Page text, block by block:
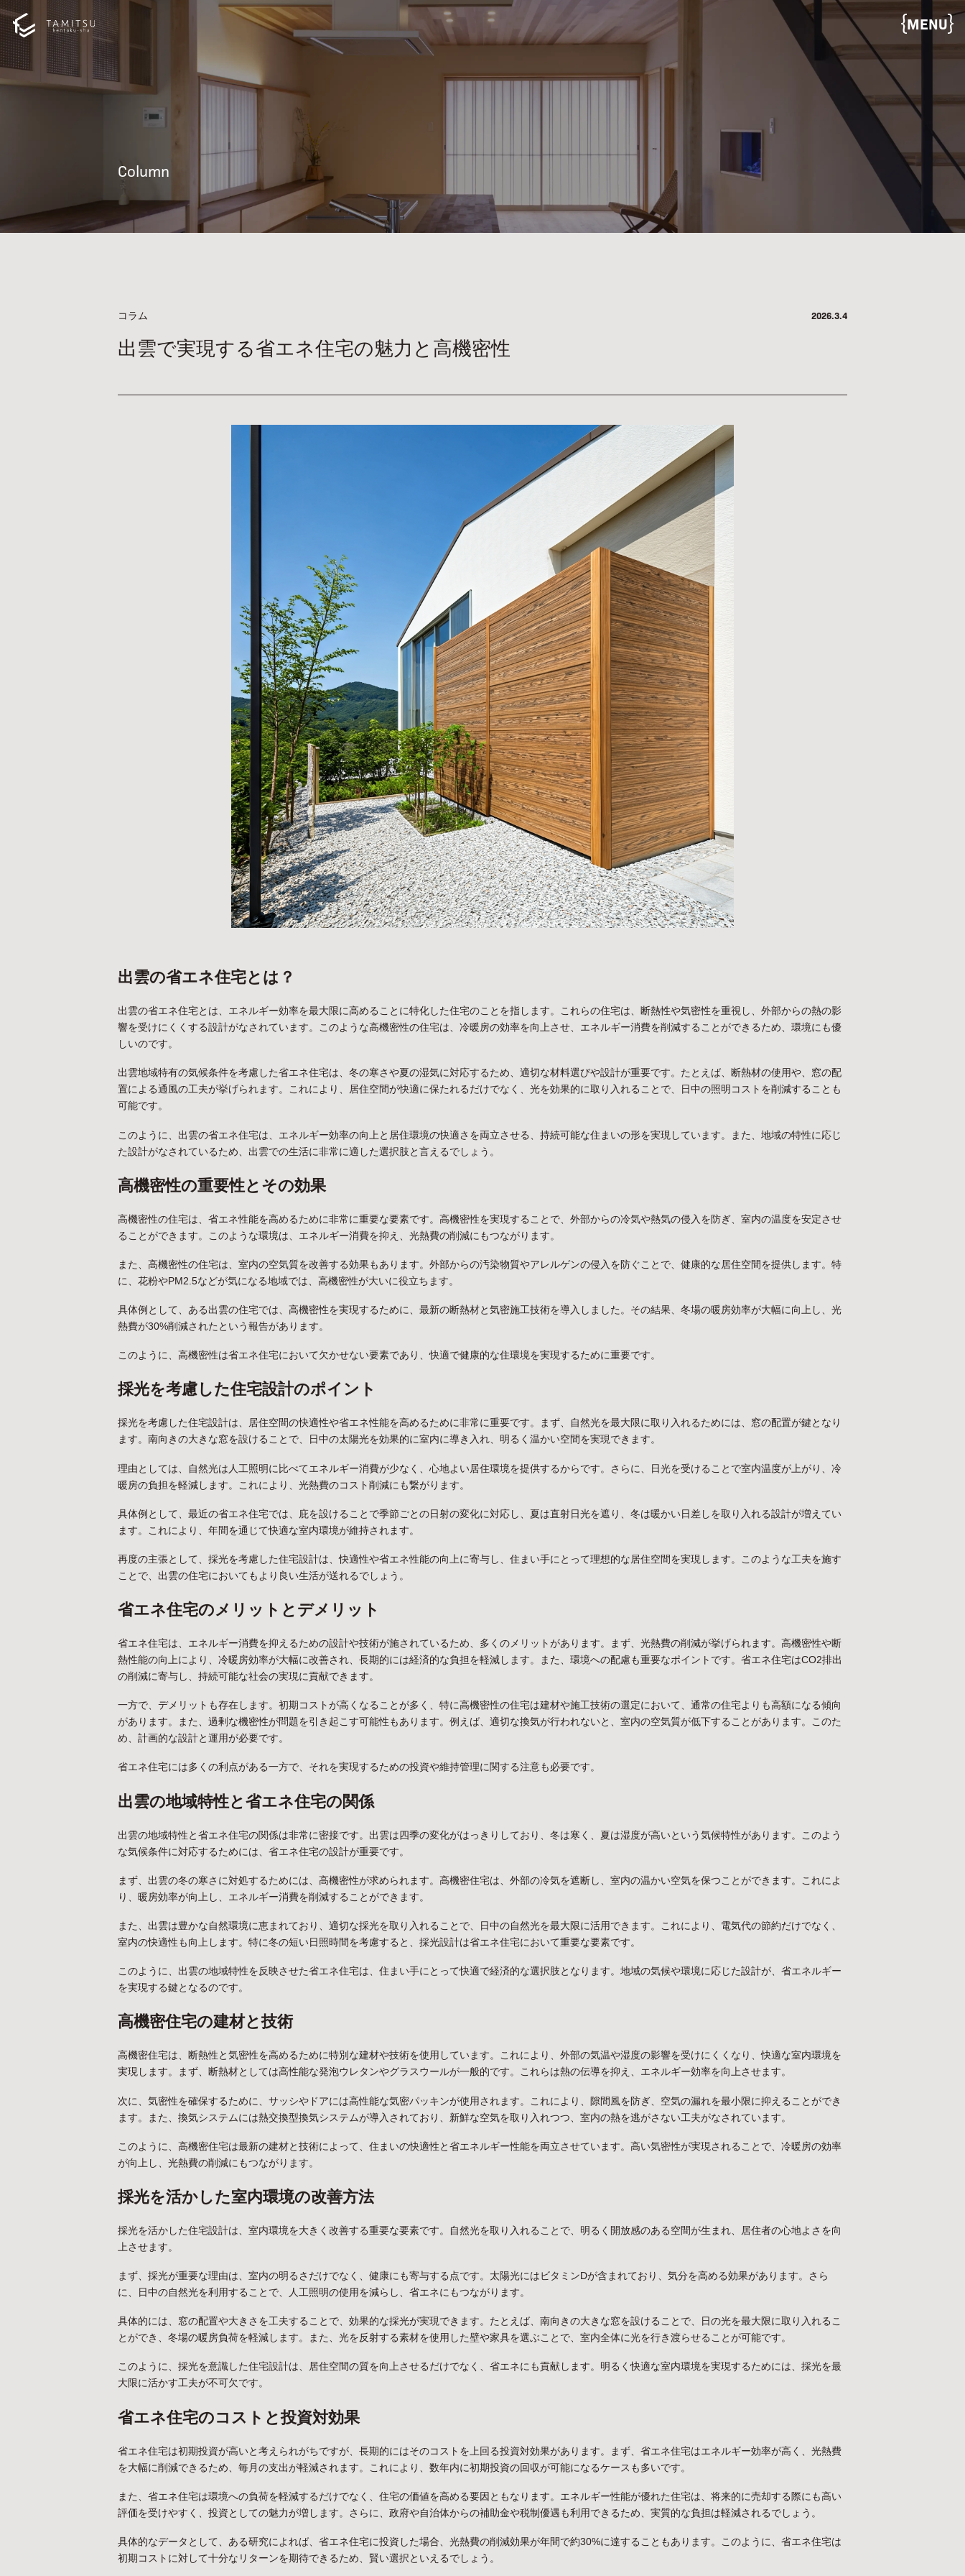
MENU
Column
コラム 2026.3.4
出雲で実現する省エネ住宅の魅力と高機密性
出雲の省エネ住宅とは？
出雲の省エネ住宅とは、エネルギー効率を最大限に高めることに特化した住宅のことを指します。これらの住宅は、断熱性や気密性を重視し、外部からの熱の影
響を受けにくくする設計がなされています。このような高機密性の住宅は、冷暖房の効率を向上させ、エネルギー消費を削減することができるため、環境にも優
しいのです。
出雲地域特有の気候条件を考慮した省エネ住宅は、冬の寒さや夏の湿気に対応するため、適切な材料選びや設計が重要です。たとえば、断熱材の使用や、窓の配
置による通風の工夫が挙げられます。これにより、居住空間が快適に保たれるだけでなく、光を効果的に取り入れることで、日中の照明コストを削減することも
可能です。
このように、出雲の省エネ住宅は、エネルギー効率の向上と居住環境の快適さを両立させる、持続可能な住まいの形を実現しています。また、地域の特性に応じ
た設計がなされているため、出雲での生活に非常に適した選択肢と言えるでしょう。
高機密性の重要性とその効果
高機密性の住宅は、省エネ性能を高めるために非常に重要な要素です。高機密性を実現することで、外部からの冷気や熱気の侵入を防ぎ、室内の温度を安定させ
ることができます。このような環境は、エネルギー消費を抑え、光熱費の削減にもつながります。
また、高機密性の住宅は、室内の空気質を改善する効果もあります。外部からの汚染物質やアレルゲンの侵入を防ぐことで、健康的な居住空間を提供します。特
に、花粉やPM2.5などが気になる地域では、高機密性が大いに役立ちます。
具体例として、ある出雲の住宅では、高機密性を実現するために、最新の断熱材と気密施工技術を導入しました。その結果、冬場の暖房効率が大幅に向上し、光
熱費が30%削減されたという報告があります。
このように、高機密性は省エネ住宅において欠かせない要素であり、快適で健康的な住環境を実現するために重要です。
採光を考慮した住宅設計のポイント
採光を考慮した住宅設計は、居住空間の快適性や省エネ性能を高めるために非常に重要です。まず、自然光を最大限に取り入れるためには、窓の配置が鍵となり
ます。南向きの大きな窓を設けることで、日中の太陽光を効果的に室内に導き入れ、明るく温かい空間を実現できます。
理由としては、自然光は人工照明に比べてエネルギー消費が少なく、心地よい居住環境を提供するからです。さらに、日光を受けることで室内温度が上がり、冷
暖房の負担を軽減します。これにより、光熱費のコスト削減にも繋がります。
具体例として、最近の省エネ住宅では、庇を設けることで季節ごとの日射の変化に対応し、夏は直射日光を遮り、冬は暖かい日差しを取り入れる設計が増えてい
ます。これにより、年間を通じて快適な室内環境が維持されます。
再度の主張として、採光を考慮した住宅設計は、快適性や省エネ性能の向上に寄与し、住まい手にとって理想的な居住空間を実現します。このような工夫を施す
ことで、出雲の住宅においてもより良い生活が送れるでしょう。
省エネ住宅のメリットとデメリット
省エネ住宅は、エネルギー消費を抑えるための設計や技術が施されているため、多くのメリットがあります。まず、光熱費の削減が挙げられます。高機密性や断
熱性能の向上により、冷暖房効率が大幅に改善され、長期的には経済的な負担を軽減します。また、環境への配慮も重要なポイントです。省エネ住宅はCO2排出
の削減に寄与し、持続可能な社会の実現に貢献できます。
一方で、デメリットも存在します。初期コストが高くなることが多く、特に高機密性の住宅は建材や施工技術の選定において、通常の住宅よりも高額になる傾向
があります。また、過剰な機密性が問題を引き起こす可能性もあります。例えば、適切な換気が行われないと、室内の空気質が低下することがあります。このた
め、計画的な設計と運用が必要です。
省エネ住宅には多くの利点がある一方で、それを実現するための投資や維持管理に関する注意も必要です。
出雲の地域特性と省エネ住宅の関係
出雲の地域特性と省エネ住宅の関係は非常に密接です。出雲は四季の変化がはっきりしており、冬は寒く、夏は湿度が高いという気候特性があります。このよう
な気候条件に対応するためには、省エネ住宅の設計が重要です。
まず、出雲の冬の寒さに対処するためには、高機密性が求められます。高機密住宅は、外部の冷気を遮断し、室内の温かい空気を保つことができます。これによ
り、暖房効率が向上し、エネルギー消費を削減することができます。
また、出雲は豊かな自然環境に恵まれており、適切な採光を取り入れることで、日中の自然光を最大限に活用できます。これにより、電気代の節約だけでなく、
室内の快適性も向上します。特に冬の短い日照時間を考慮すると、採光設計は省エネ住宅において重要な要素です。
このように、出雲の地域特性を反映させた省エネ住宅は、住まい手にとって快適で経済的な選択肢となります。地域の気候や環境に応じた設計が、省エネルギー
を実現する鍵となるのです。
高機密住宅の建材と技術
高機密住宅は、断熱性と気密性を高めるために特別な建材や技術を使用しています。これにより、外部の気温や湿度の影響を受けにくくなり、快適な室内環境を
実現します。まず、断熱材としては高性能な発泡ウレタンやグラスウールが一般的です。これらは熱の伝導を抑え、エネルギー効率を向上させます。
次に、気密性を確保するために、サッシやドアには高性能な気密パッキンが使用されます。これにより、隙間風を防ぎ、空気の漏れを最小限に抑えることができ
ます。また、換気システムには熱交換型換気システムが導入されており、新鮮な空気を取り入れつつ、室内の熱を逃がさない工夫がなされています。
このように、高機密住宅は最新の建材と技術によって、住まいの快適性と省エネルギー性能を両立させています。高い気密性が実現されることで、冷暖房の効率
が向上し、光熱費の削減にもつながります。
採光を活かした室内環境の改善方法
採光を活かした住宅設計は、室内環境を大きく改善する重要な要素です。自然光を取り入れることで、明るく開放感のある空間が生まれ、居住者の心地よさを向
上させます。
まず、採光が重要な理由は、室内の明るさだけでなく、健康にも寄与する点です。太陽光にはビタミンDが含まれており、気分を高める効果があります。さら
に、日中の自然光を利用することで、人工照明の使用を減らし、省エネにもつながります。
具体的には、窓の配置や大きさを工夫することで、効果的な採光が実現できます。たとえば、南向きの大きな窓を設けることで、日の光を最大限に取り入れるこ
とができ、冬場の暖房負荷を軽減します。また、光を反射する素材を使用した壁や家具を選ぶことで、室内全体に光を行き渡らせることが可能です。
このように、採光を意識した住宅設計は、居住空間の質を向上させるだけでなく、省エネにも貢献します。明るく快適な室内環境を実現するためには、採光を最
大限に活かす工夫が不可欠です。
省エネ住宅のコストと投資対効果
省エネ住宅は初期投資が高いと考えられがちですが、長期的にはそのコストを上回る投資対効果があります。まず、省エネ住宅はエネルギー効率が高く、光熱費
を大幅に削減できるため、毎月の支出が軽減されます。これにより、数年内に初期投資の回収が可能になるケースも多いです。
また、省エネ住宅は環境への負荷を軽減するだけでなく、住宅の価値を高める要因ともなります。エネルギー性能が優れた住宅は、将来的に売却する際にも高い
評価を受けやすく、投資としての魅力が増します。さらに、政府や自治体からの補助金や税制優遇も利用できるため、実質的な負担は軽減されるでしょう。
具体的なデータとして、ある研究によれば、省エネ住宅に投資した場合、光熱費の削減効果が年間で約30%に達することもあります。このように、省エネ住宅は
初期コストに対して十分なリターンを期待できるため、賢い選択といえるでしょう。